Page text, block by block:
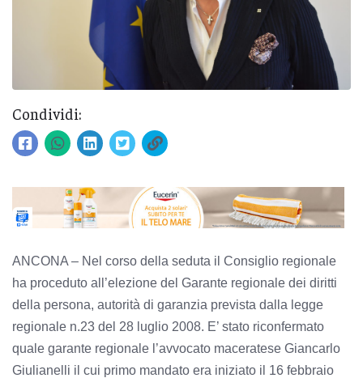
Condividi:
ANCONA – Nel corso della seduta il Consiglio regionale
ha proceduto all’elezione del Garante regionale dei diritti
della persona, autorità di garanzia prevista dalla legge
regionale n.23 del 28 luglio 2008. E’ stato riconfermato
quale garante regionale l’avvocato maceratese Giancarlo
Giulianelli il cui primo mandato era iniziato il 16 febbraio